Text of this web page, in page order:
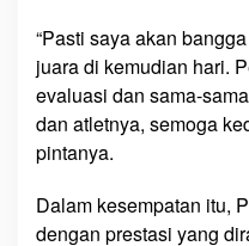
n
a
b
a
u
d
“Pasti saya akan
juara di kemudian hari.
evaluasi dan sama-
dan atletnya, semoga
pintanya.
Dalam kesempatan itu,
dengan prestasi yang